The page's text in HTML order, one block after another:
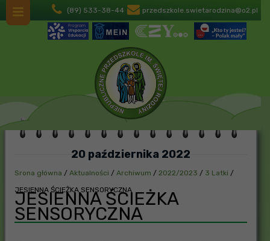
(89) 533-38-44 przedszkole.swietarodzina@o2.pl
20 października 2022
Srona główna / Aktualności / Archiwum / 2022/2023 / 3 Latki /
JESIENNA ŚCIEŻKA SENSORYCZNA
JESIENNA ŚCIEŻKA
SENSORYCZNA